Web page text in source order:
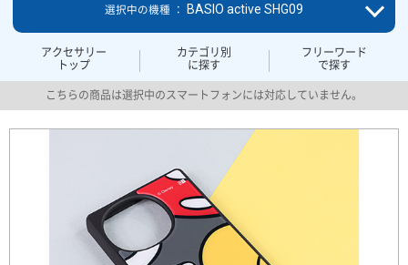
アクセサリー
トップ
カテゴリ別
に探す
フリーワード
で探す
選択中の機種 ： BASIO active SHG09
こちらの商品は選択中のスマートフォンには対応していません。